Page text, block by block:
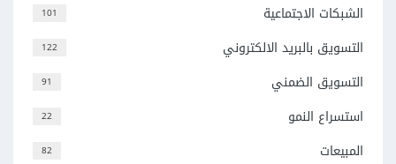
101 الشبكات الاجتماعية
122 التسويق بالبريد الالكتروني
91 التسويق الضمني
22 استسراع النمو
82 المبيعات